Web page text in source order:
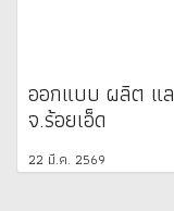
ออกแบบ ผลิต แ
จ.ร้อยเอ็ด
22 มี.ค. 2569